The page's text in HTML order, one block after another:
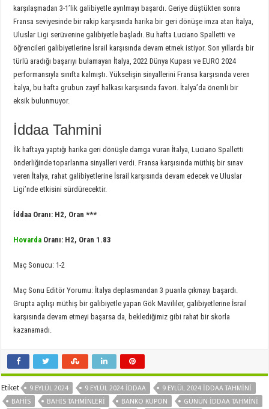
karşılaşmadan 3-1’lik galibiyetle ayrılmayı başardı. Geriye düştükten sonra
Fransa seviyesinde bir rakip karşısında harika bir geri dönüşe imza atan İtalya,
Uluslar Ligi serüvenine galibiyetle başladı. Bu hafta Luciano Spalletti ve
öğrencileri galibiyetlerine İsrail karşısında devam etmek istiyor. Son yıllarda bir
türlü aradığı başarıyı bulamayan İtalya, 2022 Dünya Kupası ve EURO 2024
performansıyla sınıfta kalmıştı. Yükselişin sinyallerini Fransa karşısında veren
İtalya, bu hafta grubun zayıf halkası karşısında favori. İtalya’da önemli bir
eksik bulunmuyor.
İddaa Tahmini
İlk haftaya yaptığı harika geri dönüşle damga vuran İtalya, Luciano Spalletti
önderliğinde toparlanma sinyalleri verdi. Fransa karşısında müthiş bir sınav
veren İtalya, rahat galibiyetlerine İsrail karşısında devam edecek ve Uluslar
Ligi’nde etkisini sürdürecektir.
İddaa Oranı: H2, Oran ***
Hovarda Oranı: H2, Oran 1.83
Maç Sonucu: 1-2
Maç Sonu Editör Yorumu: İtalya deplasmandan 3 puanla çıkmayı başardı.
Grupta açılışı müthiş bir galibiyetle yapan Gök Mavililer, galibiyetlerine İsrail
karşısında devam etmeyi başarsa da, beklediğimiz gibi rahat bir skorla
kazanamadı.
Etiket 9 EYLÜL 2024 9 EYLÜL 2024 İDDAA
9 EYLÜL 2024 İDDAA TAHMINI
BAHIS
BAHIS TAHMINLERI BANKO KUPON
GÜNÜN IDDAA TAHMINI